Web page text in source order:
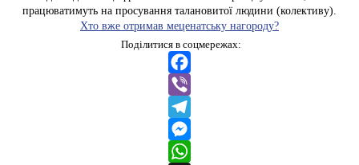
працюватимуть на просування талановитої людини (колективу).
Хто вже отримав меценатську нагороду?
Поділитися в соцмережах:
Facebook
Viber
Telegram
Messenger